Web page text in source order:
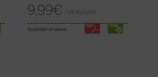
9,99€ IVA incluido
disponible en ebook: